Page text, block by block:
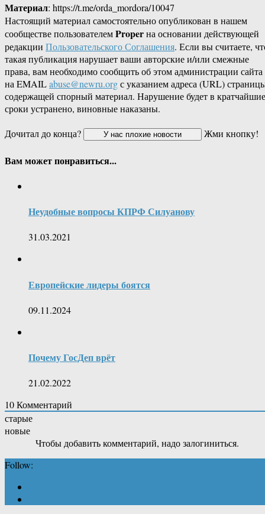
Материал: https://t.me/orda_mordora/10047
Настоящий материал самостоятельно опубликован в нашем
сообществе пользователемProperна основании действующей
редакции Пользовательского Соглашения. Если вы считаете,
такая публикация нарушает ваши авторские и/или смежные
права, вам необходимо сообщить об этом администрации сайта
на EMAILabuse@newru.orgс указанием адреса (URL)
содержащей спорный материал. Нарушение будет в кратчайшие
сроки устранено, виновные наказаны.
Дочитал до конца?
Жми кнопку!
Вам может понравиться...
Неудобные вопросы КПРФ Силуанову
31.03.2021
Европейские лидеры боятся
09.11.2024
Почему ГосДеп врёт
21.02.2022
10Комментарий
старые
новые
Чтобы добавить комментарий, надо залогиниться.
Follow: